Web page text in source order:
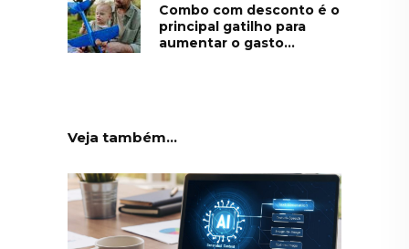
Combo com desconto é o
principal gatilho para
aumentar o gasto...
Veja também...